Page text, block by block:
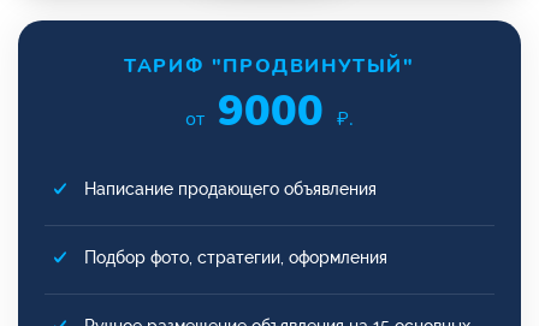
ТАРИФ "ПРОДВИНУТЫЙ"
от 9000 ₽.
Написание продающего объявления
Подбор фото, стратегии, оформления